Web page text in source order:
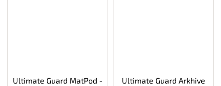
Ultimate Guard MatPod -
Ultimate Guard Arkhive